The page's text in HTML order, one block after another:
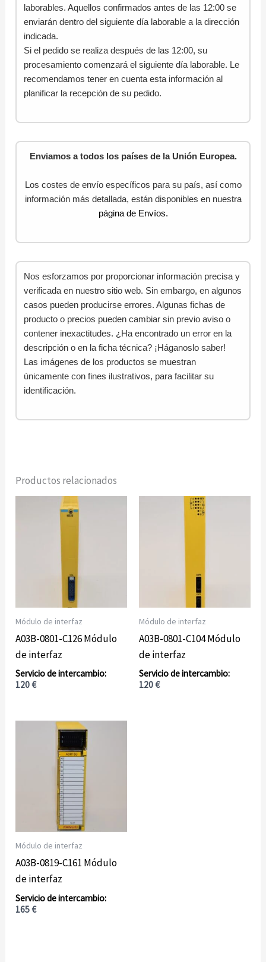
laborables. Aquellos confirmados antes de las 12:00 se
enviarán dentro del siguiente día laborable a la dirección
indicada.
Si el pedido se realiza después de las 12:00, su
procesamiento comenzará el siguiente día laborable. Le
recomendamos tener en cuenta esta información al
planificar la recepción de su pedido.
Enviamos a todos los países de la Unión Europea.
Los costes de envío específicos para su país, así como
información más detallada, están disponibles en nuestra
página de Envíos.
Nos esforzamos por proporcionar información precisa y
verificada en nuestro sitio web. Sin embargo, en algunos
casos pueden producirse errores. Algunas fichas de
producto o precios pueden cambiar sin previo aviso o
contener inexactitudes. ¿Ha encontrado un error en la
descripción o en la ficha técnica? ¡Háganoslo saber!
Las imágenes de los productos se muestran
únicamente con fines ilustrativos, para facilitar su
identificación.
Productos relacionados
Módulo de interfaz
A03B-0801-C126 Módulo
de interfaz
120€
Módulo de interfaz
A03B-0801-C104 Módulo
de interfaz
120€
Módulo de interfaz
A03B-0819-C161 Módulo
de interfaz
165€